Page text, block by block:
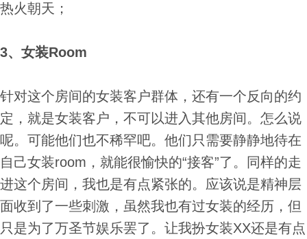
热火朝天；
3、女装Room
针对这个房间的女装客户群体，还有一个反向的约
定，就是女装客户，不可以进入其他房间。怎么说
呢。可能他们也不稀罕吧。他们只需要静静地待在
自己女装room，就能很愉快的“接客”了。同样的走
进这个房间，我也是有点紧张的。应该说是精神层
面收到了一些刺激，虽然我也有过女装的经历，但
只是为了万圣节娱乐罢了。让我扮女装XX还是有点